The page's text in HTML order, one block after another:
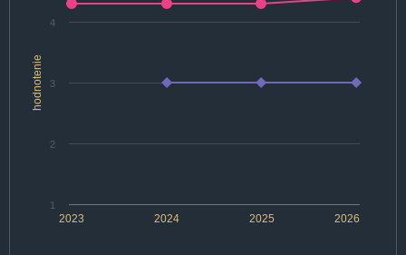
hodnotenie
2024 2026
2023 2025
1
2
3
4